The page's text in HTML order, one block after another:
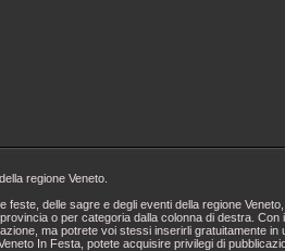
regione Veneto.
feste, delle sagre e degli eventi della regione
o per categoria dalla colonna di destra.
ma potrete voi stessi inserirli gratuitamente
In Festa, potete acquisire privilegi di